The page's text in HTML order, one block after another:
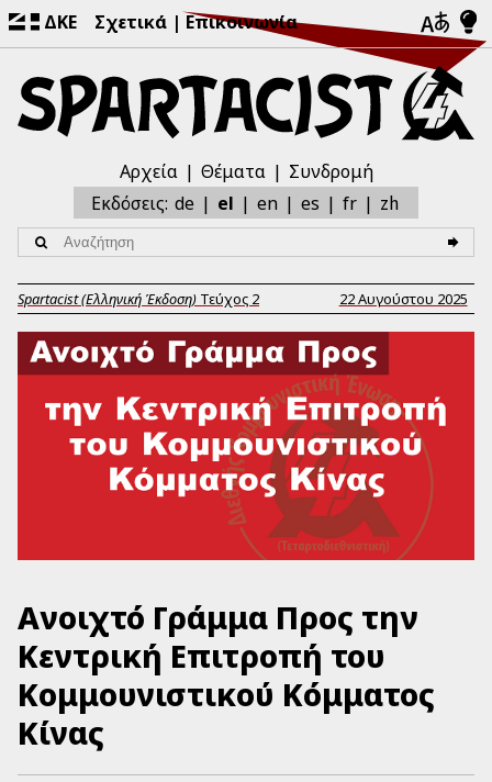
ΔΚΕ Σχετικά Επικοινωνία
Αρχεία Θέματα
Συνδρομή
Εκδόσεις: de el en es fr zh
Spartacist (Ελληνική Έκδοση) Τεύχος 2 22 Αυγούστου 2025
Ανοιχτό Γράμμα Προς την
Κεντρική Επιτροπή του
Κομμουνιστικού Κόμματος
Κίνας